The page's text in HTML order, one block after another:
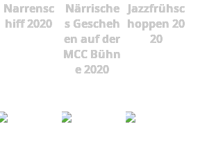
Narrensc
hiff 2020
Närrische
s Gescheh
en auf der
MCC Bühn
e 2020
Jazzfrühsc
hoppen 20
20